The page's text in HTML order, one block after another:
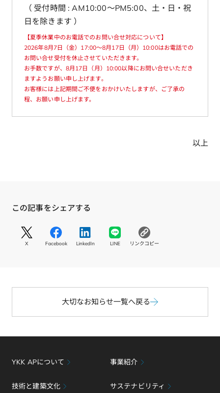
（ 受付時間 : AM10:00～PM5:00、土・日・祝
日を除きます ）
【夏季休業中のお電話でのお問い合せ対応について】
2026年8月7日（金）17:00～8月17日（月）10:00はお電話での
お問い合せ受付を休止させていただきます。
お手数ですが、8月17日（月）10:00以降にお問い合せいただき
ますようお願い申し上げます。
お客様には上記期間ご不便をおかけいたしますが、ご了承の
程、お願い申し上げます。
以上
この記事をシェアする
S
N
S
X
S
N
S
b
o
Facebook
S
N
S
n
e
I
LinkedIn
S
N
S
N
LINE
コ
ピ
ー
リンクコピー
大切なお知らせ一覧へ戻る
YKK APについて 事業紹介
技術と建築文化 サステナビリティ